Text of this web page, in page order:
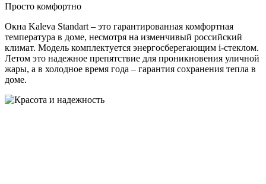
Просто комфортно
Окна Kaleva Standart – это гарантированная комфортная
температура в доме, несмотря на изменчивый российский
климат. Модель комплектуется энергосберегающим i-стеклом.
Летом это надежное препятствие для проникновения уличной
жары, а в холодное время года – гарантия сохранения тепла в
доме.